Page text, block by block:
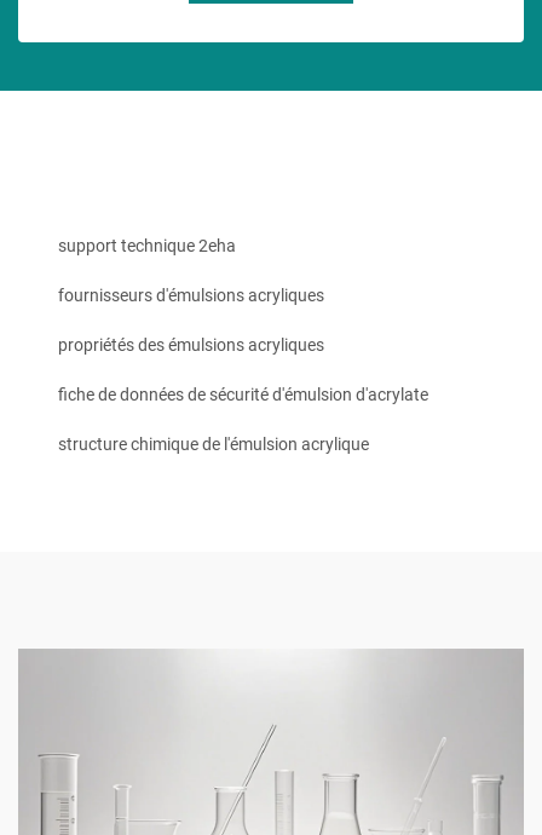
support technique 2eha
fournisseurs d'émulsions acryliques
propriétés des émulsions acryliques
fiche de données de sécurité d'émulsion d'acrylate
structure chimique de l'émulsion acrylique